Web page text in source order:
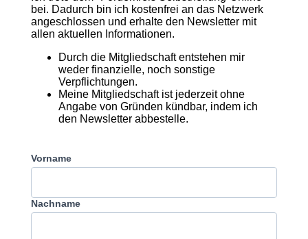
bei. Dadurch bin ich kostenfrei an das Netzwerk
angeschlossen und erhalte den Newsletter mit
allen aktuellen Informationen.
Durch die Mitgliedschaft entstehen mir
weder finanzielle, noch sonstige
Verpflichtungen.
Meine Mitgliedschaft ist jederzeit ohne
Angabe von Gründen kündbar, indem ich
den Newsletter abbestelle.
Vorname
Nachname